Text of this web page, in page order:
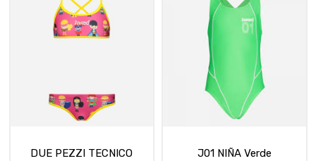
DUE PEZZI TECNICO
J01 NIÑA Verde